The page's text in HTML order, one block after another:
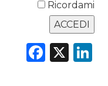
Ricordami
X